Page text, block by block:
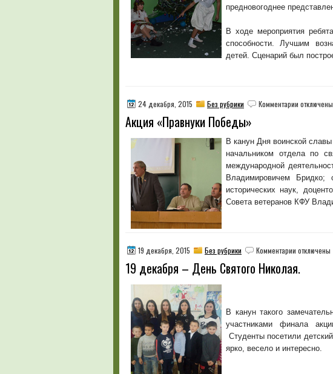
для
инвалидов.
предновогоднее
В ходе мероприятия
способности. Лучшим
детей. Сценарий был
24 декабря, 2015 Без рубрики Комментарии к
«Правнуки
Победы»
отключены
Акция «Правнуки Победы»
В канун Дня воинской
начальником отдела по
международной
Владимировичем Бридко;
исторических наук,
Совета ветеранов КФУ
19 декабря, 2015 Без рубрики Комментарии к
19
Святого
Николая.
отключены
19 декабря – День Святого Николая.
В канун такого
участниками финала
Студенты посетили
ярко, весело и интересно.